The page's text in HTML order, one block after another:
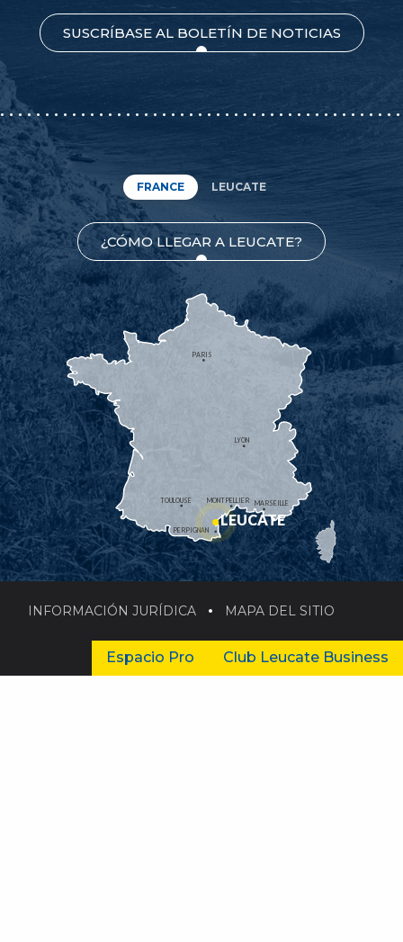
SUSCRÍBASE AL BOLETÍN DE NOTICIAS
FRANCE LEUCATE
¿CÓMO LLEGAR A LEUCATE?
MONTPELLIER
PERPIGNAN
MARSEILLE
TOULOUSE
LYON
PARIS
LEUCATE
INFORMACIÓN JURÍDICA MAPA DEL SITIO
Espacio Pro Club Leucate Business